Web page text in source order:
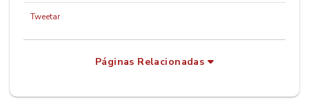
Tweetar
Páginas Relacionadas